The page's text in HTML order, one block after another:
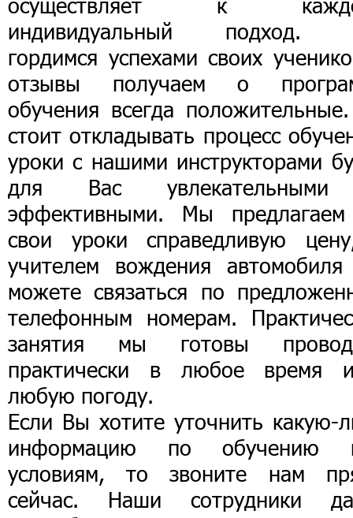
индивидуальный подход.
гордимся успехами своих
отзывы получаем о
обучения всегда
стоит откладывать процесс
уроки с нашими инструкторами
для Вас
эффективными. Мы
свои уроки справедливую
учителем вождения
можете связаться по
телефонным номерам.
занятия мы готовы
практически в любое время
любую погоду.
Если Вы хотите уточнить какую-
информацию по обучению
условиям, то звоните нам
сейчас. Наши сотрудники